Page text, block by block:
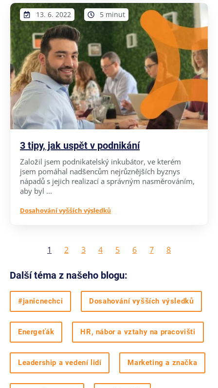
13. 6. 2022 5 minut
3 tipy, jak uspět v podnikání
Založil jsem podnikatelský inkubátor, ve kterém
jsem pomáhal nadšencům nejrůznějších byznys
nápadů s jejich realizací a správným nasměrováním,
aby byl ...
Dosahování vyšších výsledků
1 2 3 4 5 6 7 8
Další téma z našeho blogu:
#janicnechci Dosahování vyšších výsledků
Energeťák HR, nábor a vztahy na pracovišti
Leadership a vedení lidí Marketing a značka